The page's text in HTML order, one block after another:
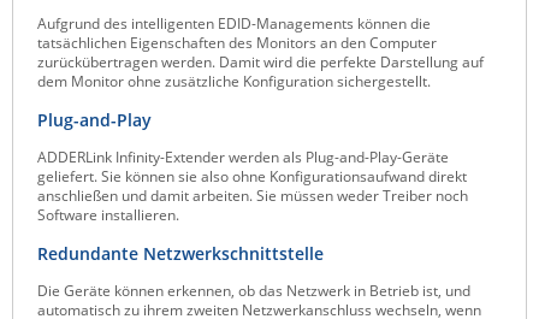
Aufgrund des intelligenten EDID-Managements können die
tatsächlichen Eigenschaften des Monitors an den Computer
zurückübertragen werden. Damit wird die perfekte Darstellung auf
dem Monitor ohne zusätzliche Konfiguration sichergestellt.
Plug-and-Play
ADDERLink Infinity-Extender werden als Plug-and-Play-Geräte
geliefert. Sie können sie also ohne Konfigurationsaufwand direkt
anschließen und damit arbeiten. Sie müssen weder Treiber noch
Software installieren.
Redundante Netzwerkschnittstelle
Die Geräte können erkennen, ob das Netzwerk in Betrieb ist, und
automatisch zu ihrem zweiten Netzwerkanschluss wechseln, wenn